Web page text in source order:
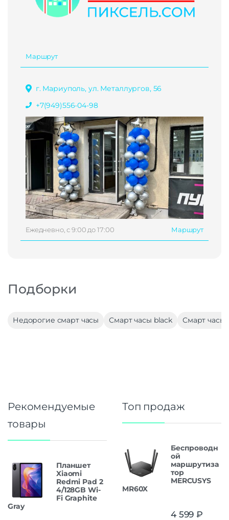
Маршрут
г. Мариуполь, ул. Металлургов, 56
+7(949)556-04-98
Ежедневно, с 9:00 до 17:00 Маршрут
Подборки
Недорогие смарт часы Смарт часы black Смарт часы
Рекомендуемые
товары
Планшет
Xiaomi
Redmi Pad 2
4/128GB Wi-
Fi Graphite
Gray
Топ продаж
Беспроводн
ой
маршрутиза
тор
MERCUSYS
MR60X
4 599 ₽